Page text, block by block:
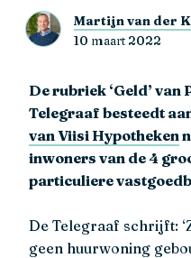
Martijn van der
10 maart 2022
De rubriek ‘Geld’
Telegraaf besteedt
van Viisi Hypotheken
inwoners van de 4
particuliere
De Telegraaf schrijft:
geen huurwoning